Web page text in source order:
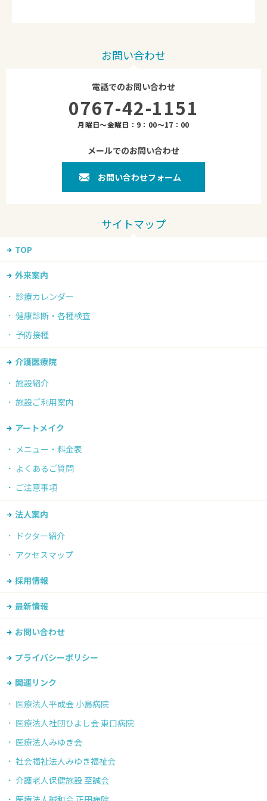
お問い合わせ
電話でのお問い合わせ
0767-42-1151
月曜日～金曜日：9：00～17：00
メールでのお問い合わせ
お問い合わせフォーム
TOP
外来案内
診療カレンダー
健康診断・各種検査
予防接種
介護医療院
施設紹介
施設ご利用案内
アートメイク
メニュー・料金表
よくあるご質問
ご注意事項
法人案内
ドクター紹介
アクセスマップ
採用情報
最新情報
お問い合わせ
プライバシーポリシー
関連リンク
医療法人平成会 小島病院
医療法人社団ひよし会 東口病院
医療法人みゆき会
社会福祉法人みゆき福祉会
介護老人保健施設 至誠会